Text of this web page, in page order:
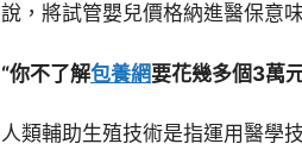
說，將試管嬰兒價格納進醫保意
“你不了解包養網要花幾多個3萬
人類輔助生殖技術是指運用醫學